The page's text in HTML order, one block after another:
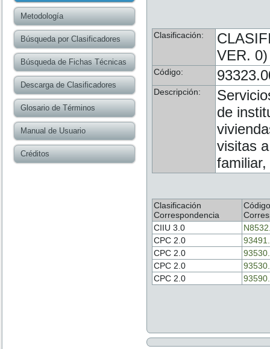
Metodología
Búsqueda por Clasificadores
Búsqueda de Fichas Técnicas
Descarga de Clasificadores
Glosario de Términos
Manual de Usuario
Créditos
Clasificación:
VER. 0)
Código:
Descripción:
de
visitas
Clasificación
Correspondencia
Código
CIIU 3.0
CPC 2.0
CPC 2.0
CPC 2.0
CPC 2.0